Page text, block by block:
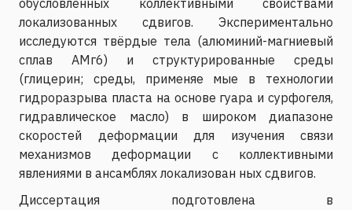
обусловленных коллективными свойствами
локализованных сдвигов. Экспериментально
исследуются твёрдые тела (алюминий-магниевый
сплав АМг6) и структурированные среды
(глицерин; среды, применяе мые в технологии
гидроразрыва пласта на основе гуара и сурфогеля,
гидравлическое масло) в широком диапазоне
скоростей деформации для изучения связи
механизмов деформации с коллективными
явлениями в ансамблях локализован ных сдвигов.
Диссертация подготовлена в